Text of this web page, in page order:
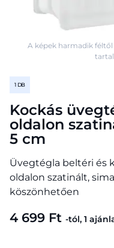
1 DB
Kockás
oldalon
5 cm
Üvegtégla beltéri és
oldalon szatinált,
köszönhetően
4 699 Ft -tól, 1
A képek harmadik